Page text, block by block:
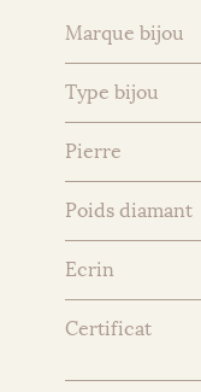
Marque bijou
Type bijou
Pierre
Poids diamant
Ecrin
Certificat